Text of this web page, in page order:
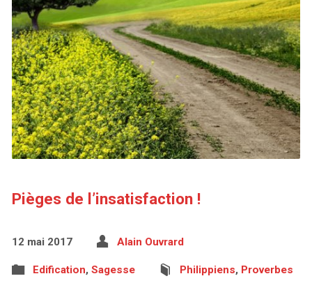
Pièges de l’insatisfaction !
12 mai 2017 Alain Ouvrard
Edification, Sagesse Philippiens, Proverbes